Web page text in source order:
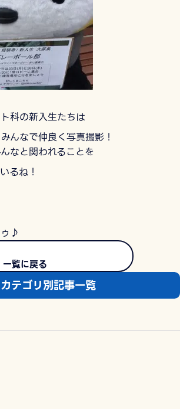
科の新入生たちは
んなで仲良く写真撮影！
なと関われることを
るね！
♪
一覧に戻る
カテゴリ別記事一覧